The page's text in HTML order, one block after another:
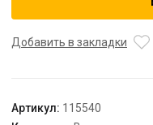
110/50/50х45°
Добавить в закладки
Артикул: 115540